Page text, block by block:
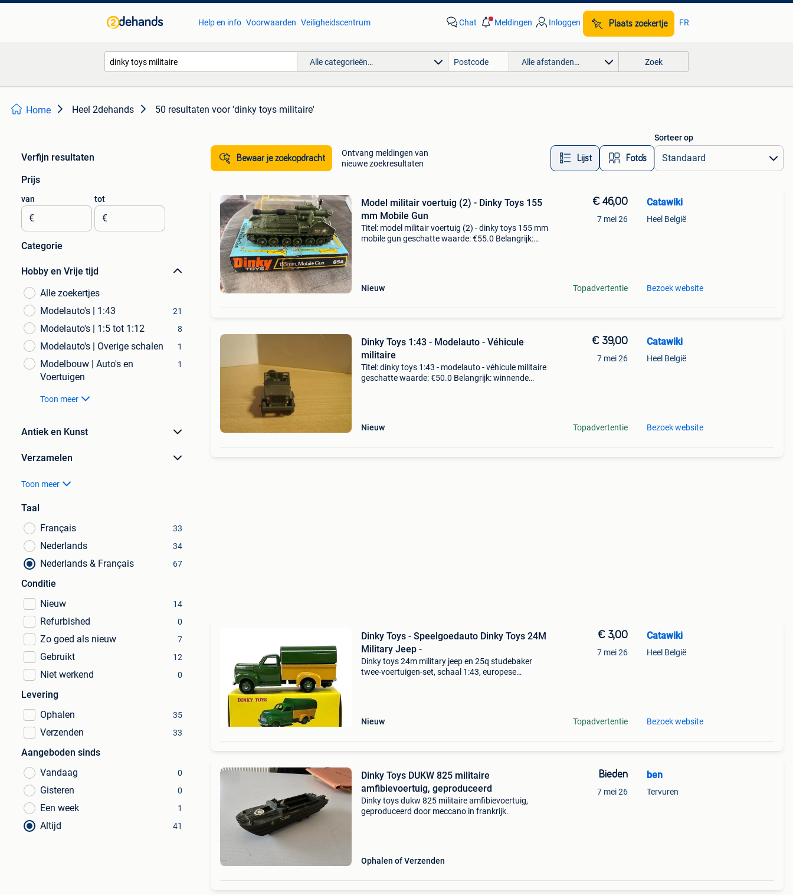
Help en info Voorwaarden Veiligheidscentrum Chat Meldingen Inloggen Plaats zoekertje FR
Alle categorieën… Alle afstanden… Zoek
Home Heel 2dehands 50 resultaten voor 'dinky toys militaire'
Verfijn resultaten
Prijs
van
€
tot
€
Categorie
Hobby en Vrije tijd
Alle zoekertjes
Modelauto's | 1:43
21
Modelauto's | 1:5 tot 1:12 8
Modelauto's | Overige schalen 1
Modelbouw | Auto's en
Voertuigen
1
Toon meer
Antiek en Kunst
Verzamelen
Toon meer
Taal
Français
33
Nederlands 34
Nederlands & Français 67
Conditie
Nieuw
14
Refurbished 0
Zo goed als nieuw 7
Gebruikt 12
Niet werkend 0
Levering
Ophalen
35
Verzenden 33
Aangeboden sinds
Vandaag
0
Gisteren 0
Een week 1
Altijd 41
Bewaar je zoekopdracht
Ontvang meldingen van
nieuwe zoekresultaten
Lijst Foto’s
Sorteer op
Model militair voertuig (2) - Dinky Toys 155
mm Mobile Gun
Titel: model militair voertuig (2) - dinky toys 155 mm
mobile gun geschatte waarde: €55.0 Belangrijk:
Nieuw
€ 46,00
7 mei 26
Topadvertentie
Catawiki
Heel België
Bezoek website
Dinky Toys 1:43 - Modelauto - Véhicule
militaire
Titel: dinky toys 1:43 - modelauto - véhicule militaire
geschatte waarde: €50.0 Belangrijk: winnende
Nieuw
€ 39,00
7 mei 26
Topadvertentie
Catawiki
Heel België
Bezoek website
Dinky Toys - Speelgoedauto Dinky Toys 24M
Military Jeep -
Dinky toys 24m military jeep en 25q studebaker
twee-voertuigen-set, schaal 1:43, europese
Nieuw
€ 3,00
7 mei 26
Topadvertentie
Catawiki
Heel België
Bezoek website
Dinky Toys DUKW 825 militaire
amfibievoertuig, geproduceerd
Dinky toys dukw 825 militaire amfibievoertuig,
geproduceerd door meccano in frankrijk.
Ophalen of Verzenden
Bieden
7 mei 26
ben
Tervuren